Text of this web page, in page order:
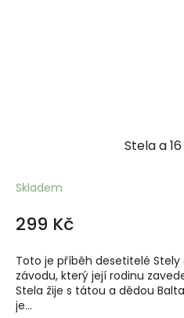
Stela a
Skladem
299 Kč
Toto je příběh desetitelé
závodu, který její rodinu
Stela žije s tátou a dědou
je...